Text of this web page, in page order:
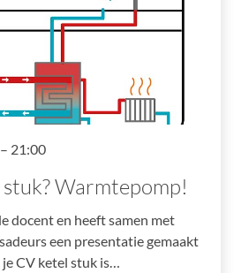
21:00
Warmtepomp!
docent en heeft samen met
een presentatie gemaakt
CV ketel stuk is…